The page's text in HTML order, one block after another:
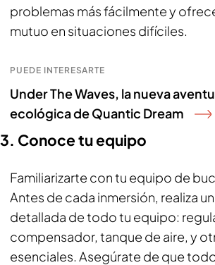
problemas más fácilmente y
mutuo en situaciones difíciles.
PUEDE INTERESARTE
Under The Waves, la nueva
ecológica de Quantic Dream
3. Conoce tu equipo
Familiarizarte con tu equipo de
Antes de cada inmersión, realiza
detallada de todo tu equipo:
compensador, tanque de aire, y
esenciales. Asegúrate de que